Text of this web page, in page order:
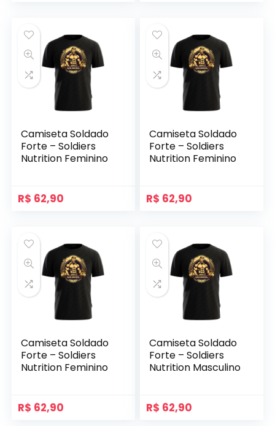
Camiseta Soldado
Forte – Soldiers
Nutrition Feminino
R$ 62,90
Camiseta Soldado
Forte – Soldiers
Nutrition Feminino
R$ 62,90
Camiseta Soldado
Forte – Soldiers
Nutrition Feminino
R$ 62,90
Camiseta Soldado
Forte – Soldiers
Nutrition Masculino
R$ 62,90